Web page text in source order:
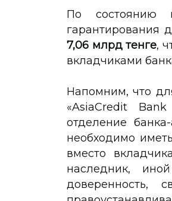
По состоянию
гарантирования
7,06 млрд тенге,
вкладчиками
Напомним, что
«AsiaCredit
отделение
необходимо
вместо
наследник,
доверенность,